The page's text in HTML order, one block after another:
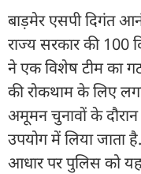
बाड़मेर एसपी दिगंत
राज्य सरकार की 100
ने एक विशेष टीम का
की रोकथाम के लिए
अमूमन चुनावों के
उपयोग में लिया जाता
आधार पर पुलिस को